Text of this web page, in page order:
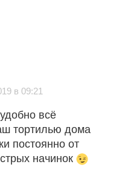
в 09:21
всё
тортилью дома
постоянно от
начинок